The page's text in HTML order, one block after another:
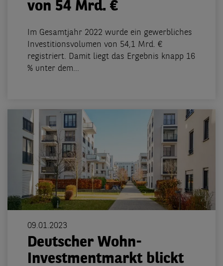
von 54 Mrd. €
Im Gesamtjahr 2022 wurde ein gewerbliches
Investitionsvolumen von 54,1 Mrd. €
registriert. Damit liegt das Ergebnis knapp 16
% unter dem...
09.01.2023
Deutscher Wohn-
Investmentmarkt blickt